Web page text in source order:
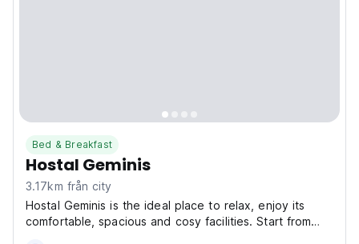
Bed & Breakfast
Hostal Geminis
3.17km från city
Hostal Geminis is the ideal place to relax, enjoy its
comfortable, spacious and cosy facilities. Start from